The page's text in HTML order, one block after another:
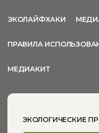
ЭКОЛАЙФХАКИ
ПРАВИЛА
МЕДИАКИТ
ЭКОЛОГИЧЕСКИЕ